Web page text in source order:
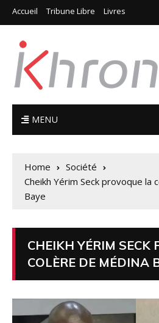
Accueil Tribune Libre Livres
MENU
Home
Société
Cheikh Yérim Seck provoque la
Baye
CHEIKH YÉRIM SECK
COLÈRE DE MÉDINA